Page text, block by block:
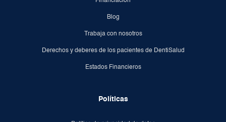
Blog
Trabaja con nosotros
Derechos y deberes de los pacientes de DentiSalud
Estados Financieros
Políticas